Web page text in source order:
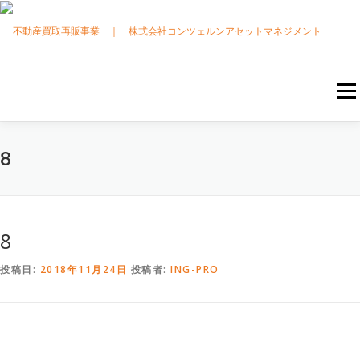
コ
キ
プ
メニ
8
8
投稿日: 2018年11月24日 投稿者: ING-PRO